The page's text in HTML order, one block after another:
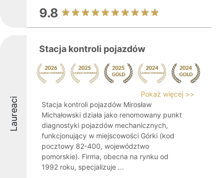
9.8
Laureaci
Stacja kontroli pojazdów
Pokaż więcej >>
Stacja kontroli pojazdów Mirosław
Michałowski działa jako renomowany punkt
diagnostyki pojazdów mechanicznych,
funkcjonujący w miejscowości Górki (kod
pocztowy 82-400, województwo
pomorskie). Firma, obecna na rynku od
1992 roku, specjalizuje ...